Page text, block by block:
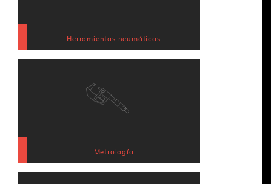
Herramientas neumáticas
Metrología